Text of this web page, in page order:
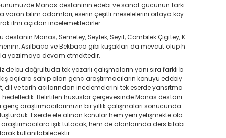
Manas destanının edebi ve sanat gücünün farkı
varan bilim adamları, eserin çeşitli meselelerini ortaya koy
ilmi açıdan incelemektedirler.
destanın Manas, Semetey, Seytek, Seyit, Combilek Çigitey, K
Asılbaça ve Bekbaça gibi kuşakları da mevcut olup h
yazılmaya devam etmektedir.
de bu doğrultuda tek yazarlı çalışmaların yanı sıra farklı b
açılara sahip olan genç araştırmacıların konuyu edebiy
dil ve tarih açılarından incelemelerini tek eserde yansıtma
hedefledik. Belirtilen hususlar çerçevesinde Manas destanı
genç araştırmacılarımızın bir yıllık çalışmaları sonucunda
Eserde ele alınan konular hem yeni yetişmekte ola
ışık tutacak, hem de alanlarında ders kitabı
kullanılabilecektir.